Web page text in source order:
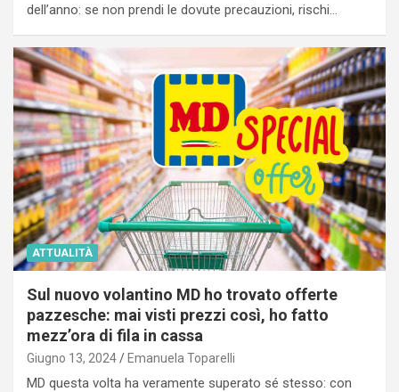
dell’anno: se non prendi le dovute precauzioni, rischi…
ATTUALITÀ
Sul nuovo volantino MD ho trovato offerte
pazzesche: mai visti prezzi così, ho fatto
mezz’ora di fila in cassa
Giugno 13, 2024 Emanuela Toparelli
MD questa volta ha veramente superato sé stesso: con